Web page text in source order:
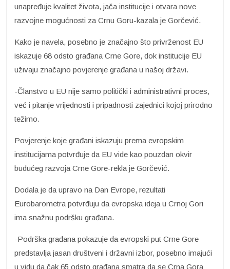
unapređuje kvalitet života, jača institucije i otvara nove
razvojne mogućnosti za Crnu Goru-kazala je Gorčević.
Kako je navela, posebno je značajno što privrženost EU
iskazuje 68 odsto građana Crne Gore, dok institucije EU
uživaju značajno povjerenje građana u našoj državi.
-Članstvo u EU nije samo politički i administrativni proces,
već i pitanje vrijednosti i pripadnosti zajednici kojoj prirodno
težimo.
Povjerenje koje građani iskazuju prema evropskim
institucijama potvrđuje da EU vide kao pouzdan okvir
budućeg razvoja Crne Gore-rekla je Gorčević.
Dodala je da upravo na Dan Evrope, rezultati
Eurobarometra potvrđuju da evropska ideja u Crnoj Gori
ima snažnu podršku građana.
-Podrška građana pokazuje da evropski put Crne Gore
predstavlja jasan društveni i državni izbor, posebno imajući
u vidu da čak 65 odsto građana smatra da se Crna Gora